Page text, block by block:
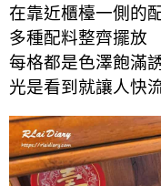
在靠近櫃檯一側的
多種配料整齊擺放
每格都是色澤飽滿
光是看到就讓人快